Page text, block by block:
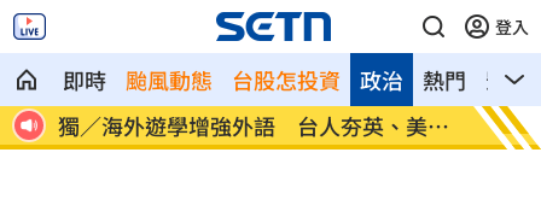
登入
即時 颱風動態 台股怎投資 熱門 影音
政治
30
獨／海外遊學增強外語 台人夯英、美、
加
長尾
因